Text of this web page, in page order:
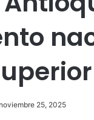
noviembre 25, 2025